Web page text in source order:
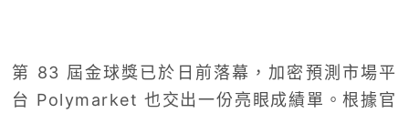
第 83 屆金球獎已於日前落幕，加密預測市場平
台 Polymarket 也交出一份亮眼成績單。根據官